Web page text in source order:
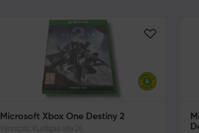
Microsoft Xbox One Destiny 2
Ventspils, Kuldīgas iela 26